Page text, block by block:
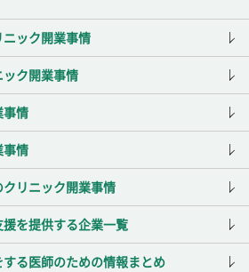
ック開業事情
ク開業事情
事情
事情
リニック開業事情
を提供する企業一覧
る医師のための情報まとめ